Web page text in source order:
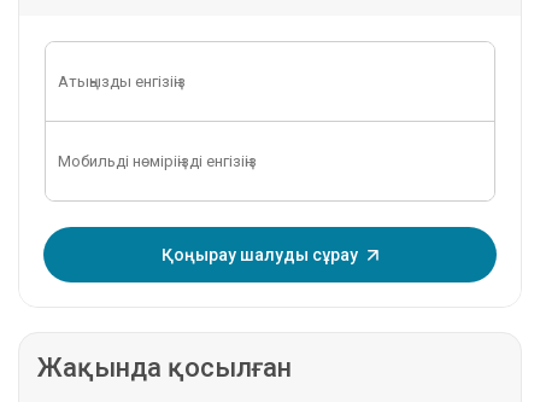
Қоңырау шалуды сұрау
Жақында қосылған